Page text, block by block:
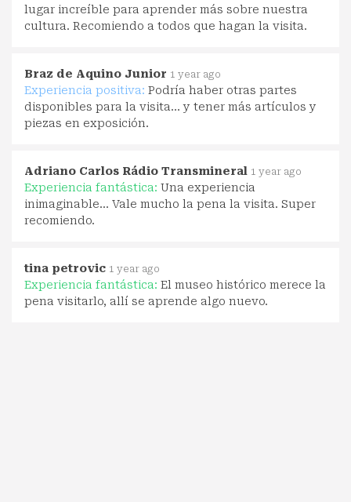
lugar increíble para aprender más sobre nuestra
cultura. Recomiendo a todos que hagan la visita.
Braz de Aquino Junior 1 year ago
Experiencia positiva: Podría haber otras partes
disponibles para la visita... y tener más artículos y
piezas en exposición.
Adriano Carlos Rádio Transmineral 1 year ago
Experiencia fantástica: Una experiencia
inimaginable... Vale mucho la pena la visita. Super
recomiendo.
tina petrovic 1 year ago
Experiencia fantástica: El museo histórico merece la
pena visitarlo, allí se aprende algo nuevo.